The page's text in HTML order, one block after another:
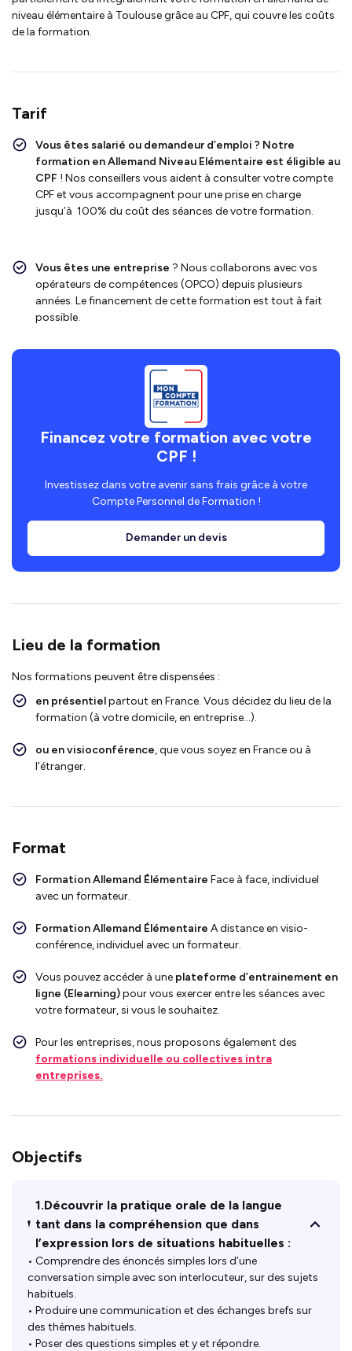
niveau élémentaire à Toulouse grâce au CPF, qui couvre les coûts
de la formation.
Tarif
Vous êtes salarié ou demandeur d’emploi ? Notre
formation en Allemand Niveau Elémentaire est éligible au
CPF ! Nos conseillers vous aident à consulter votre compte
CPF et vous accompagnent pour une prise en charge
jusqu’à 100% du coût des séances de votre formation.
Vous êtes une entreprise ? Nous collaborons avec vos
opérateurs de compétences (OPCO) depuis plusieurs
années. Le financement de cette formation est tout à fait
possible.
Financez votre formation avec votre
CPF !
Investissez dans votre avenir sans frais grâce à votre
Compte Personnel de Formation !
Demander un devis
Lieu de la formation
Nos formations peuvent être dispensées :
en présentielpartout en France. Vous décidez du lieu de la
formation (à votre domicile, en entreprise…).
ou en visioconférence, que vous soyez en France ou à
l’étranger.
Format
Formation Allemand Élémentaire Face à face, individuel
avec un formateur.
Formation Allemand Élémentaire A distance en visio-
conférence, individuel avec un formateur.
Vous pouvez accéder à une plateforme d’entrainement en
ligne (Elearning)pour vous exercer entre les séances avec
votre formateur, si vous le souhaitez.
Pour les entreprises, nous proposons également des
formations individuelle ou collectives intra
entreprises.
Objectifs
1.Découvrir la pratique orale de la langue
tant dans la compréhension que dans
l’expression lors de situations habituelles :
• Comprendre des énoncés simples lors d’une
conversation simple avec son interlocuteur, sur des sujets
habituels.
• Produire une communication et des échanges brefs sur
des thèmes habituels.
• Poser des questions simples et y et répondre.